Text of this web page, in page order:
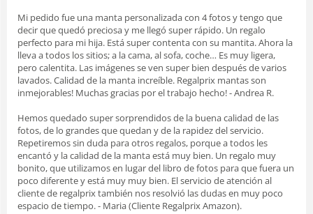
Mi pedido fue una manta personalizada con 4 fotos y tengo que
decir que quedó preciosa y me llegó super rápido. Un regalo
perfecto para mi hija. Está super contenta con su mantita. Ahora la
lleva a todos los sitios; a la cama, al sofa, coche… Es muy ligera,
pero calentita. Las imágenes se ven super bien después de varios
lavados. Calidad de la manta increíble. Regalprix mantas son
inmejorables! Muchas gracias por el trabajo hecho! - Andrea R.
Hemos quedado super sorprendidos de la buena calidad de las
fotos, de lo grandes que quedan y de la rapidez del servicio.
Repetiremos sin duda para otros regalos, porque a todos les
encantó y la calidad de la manta está muy bien. Un regalo muy
bonito, que utilizamos en lugar del libro de fotos para que fuera un
poco diferente y está muy muy bien. El servicio de atención al
cliente de regalprix también nos resolvió las dudas en muy poco
espacio de tiempo. - Maria (Cliente Regalprix Amazon).